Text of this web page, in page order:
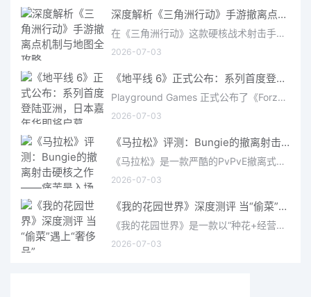
深度解析《三角洲行动》手游撤离点机制与地图全攻略
在《三角洲行动》这款硬核战术射击手游中，撤离是每位干员行动的核心目标。无论你在战场中搜刮了多少高价值物
2026-07-03
《地平线 6》正式公布：系列首度登陆亚洲，日本嘉年华即将启幕
Playground Games 正式公布了《Forza Horizon 6》，这次备受赞誉的地平线嘉年华将首次驶入亚洲，落户日本。玩家
2026-07-03
《马拉松》评测：Bungie的撤离射击硬核之作——痛苦是入场券，回报是顶级的
《马拉松》是一款严酷的PvPvE撤离式射击游戏，现已登陆PS5、Xbox Series X/S和PC。它继承了Bungie上世纪90年
2026-07-03
《我的花园世界》深度测评 当“偷菜”遇上“奢侈品”
《我的花园世界》是一款以“种花+经营+社交”为核心的模拟经营类手游。游戏将玩家置于一个古风花园环境中，扮
2026-07-03